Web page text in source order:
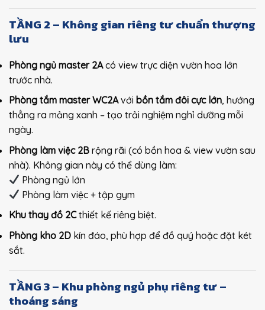
TẦNG 2 – Không gian riêng tư chuẩn thượng
lưu
Phòng ngủ master 2Acó view trực diện vườn hoa lớn
trước nhà.
Phòng tắm master WC2Avới bồn tắm đôi cực lớn, hướng
thẳng ra mảng xanh – tạo trải nghiệm nghỉ dưỡng mỗi
ngày.
Phòng làm việc 2B rộng rãi (có bồn hoa & view vườn sau
nhà). Không gian này có thể dùng làm:
Phòng ngủ lớn
Phòng làm việc + tập gym
Khu thay đồ 2Cthiết kế riêng biệt.
Phòng kho 2D kín đáo, phù hợp để đồ quý hoặc đặt két
sắt.
TẦNG 3 – Khu phòng ngủ phụ riêng tư –
thoáng sáng